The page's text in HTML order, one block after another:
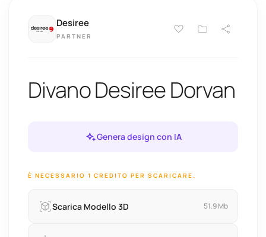
Desiree
PARTNER
Divano Desiree Dorvan
Genera design con IA
È NECESSARIO 1 CREDITO PER SCARICARE.
Scarica Modello 3D 51.9 Mb